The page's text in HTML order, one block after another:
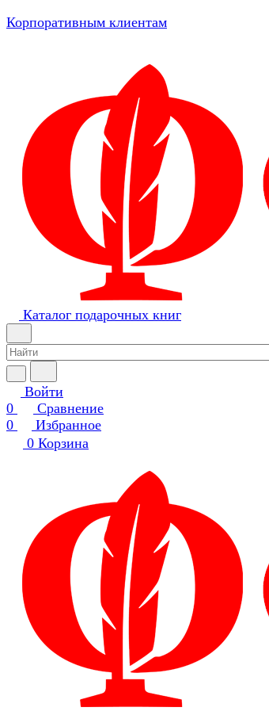
Корпоративным клиентам
Каталог подарочных книг
Войти
0
Сравнение
0
Избранное
0 Корзина